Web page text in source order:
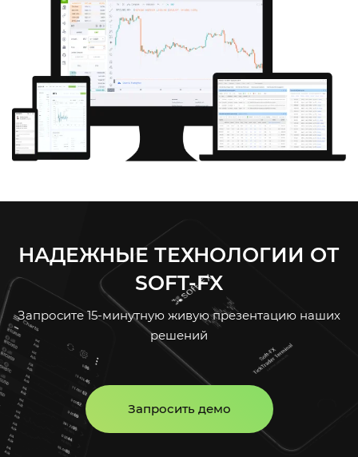
НАДЕЖНЫЕ ТЕХНОЛОГИИ ОТ
SOFT-FX
Запросите 15-минутную живую презентацию наших
решений
Запросить демо